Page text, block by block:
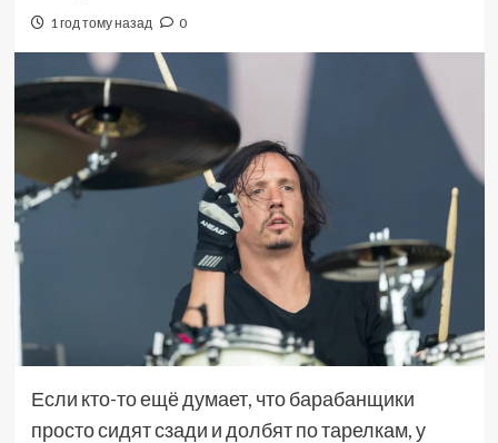
1 год тому назад 0
Если кто-то ещё думает, что барабанщики
просто сидят сзади и долбят по тарелкам, у